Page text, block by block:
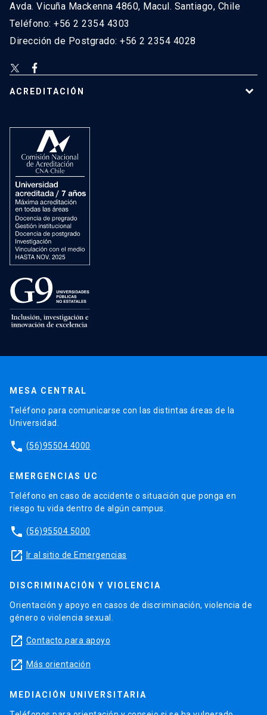
Avda. Vicuña Mackenna 4860, Macul. Santiago, Chile
Teléfono: +56 2 2354 4303
Dirección de Postgrado: +56 2 2354 4028
ACREDITACIÓN
MESA CENTRAL
Teléfono para comunicarse con las distintas áreas de la
Universidad.
phone (56)95504 4000
EMERGENCIAS UC
Teléfono en caso de accidente o situación que ponga en
riesgo tu vida dentro de algún campus.
phone (56)95504 5000
launch Ir al sitio de Emergencias
DISCRIMINACIÓN Y VIOLENCIA
Orientación y apoyo en casos de discriminación, violencia de
género o violencia sexual.
launch Contacto para apoyo
launch Más orientación
MEDIACIÓN UNIVERSITARIA